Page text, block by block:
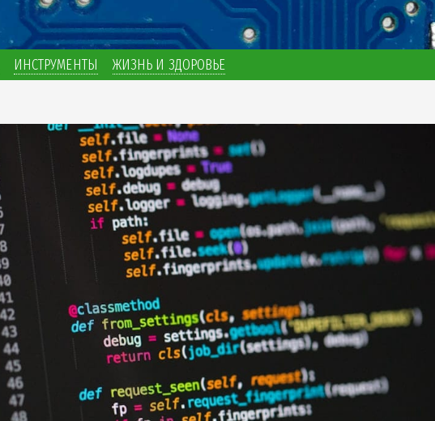
ИНСТРУМЕНТЫ ЖИЗНЬ И ЗДОРОВЬЕ